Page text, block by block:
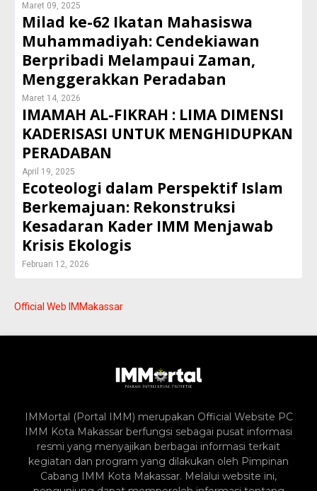
Maret 09, 2025
Milad ke-62 Ikatan Mahasiswa
Muhammadiyah: Cendekiawan
Berpribadi Melampaui Zaman,
Menggerakkan Peradaban
Maret 14, 2026
IMAMAH AL-FIKRAH : LIMA DIMENSI
KADERISASI UNTUK MENGHIDUPKAN
PERADABAN
April 19, 2025
Ecoteologi dalam Perspektif Islam
Berkemajuan: Rekonstruksi
Kesadaran Kader IMM Menjawab
Krisis Ekologis
Februari 12, 2026
Official Web IMMakassar
IMMortal (Portal IMM) merupakan Official Website PC
IMM Kota Makassar berfungsi sebagai pusat informasi
resmi yang menyajikan berbagai informasi terkait
kegiatan dan program yang dilakukan oleh Pimpinan
Cabang IMM Kota Makassar. Melalui website ini,